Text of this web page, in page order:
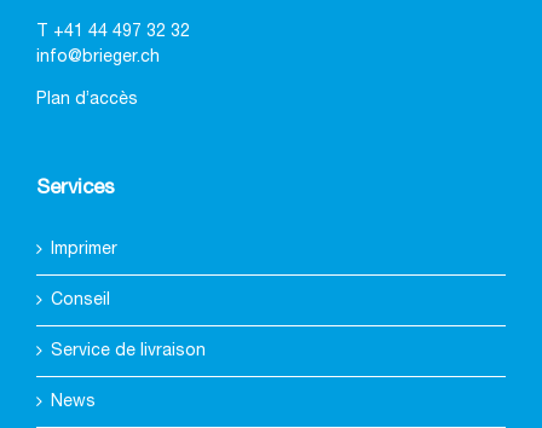
+41 44 497 32 32
info@brieger.ch
Plan d’accès
Services
Imprimer
Conseil
Service de livraison
News